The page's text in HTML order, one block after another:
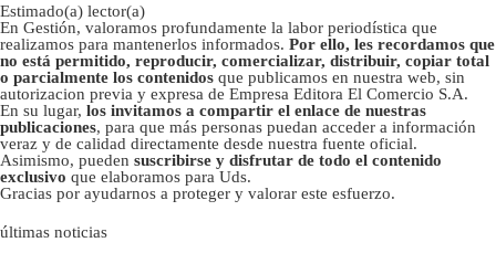
Estimado(a) lector(a)
En Gestión, valoramos profundamente la labor periodística que
realizamos para mantenerlos informados. Por ello, les recordamos que
no está permitido, reproducir, comercializar, distribuir, copiar total
o parcialmente los contenidos que publicamos en nuestra web, sin
autorizacion previa y expresa de Empresa Editora El Comercio S.A.
En su lugar, los invitamos a compartir el enlace de nuestras
publicaciones, para que más personas puedan acceder a información
veraz y de calidad directamente desde nuestra fuente oficial.
Asimismo, pueden suscribirse y disfrutar de todo el contenido
exclusivo que elaboramos para Uds.
Gracias por ayudarnos a proteger y valorar este esfuerzo.
últimas noticias